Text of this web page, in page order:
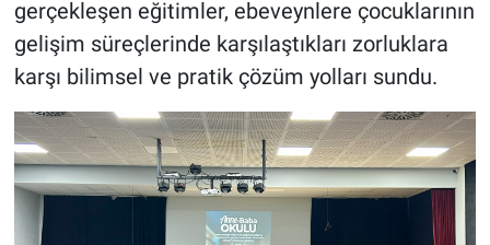
gerçekleşen eğitimler, ebeveynlere çocuklarının
gelişim süreçlerinde karşılaştıkları zorluklara
karşı bilimsel ve pratik çözüm yolları sundu.